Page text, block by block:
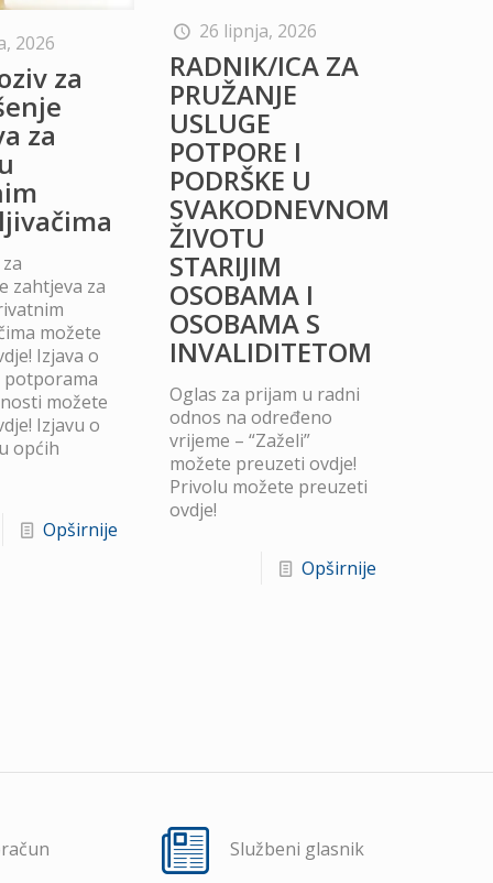
2026
za
za
zahtjeva za
možete
Izjava o
možete
Izjavu o
općih
Opširnije
26 lipnja, 2026
RADNIK/ICA ZA
PRUŽANJE
USLUGE
POTPORE I
PODRŠKE U
SVAKODNEVNOM
ŽIVOTU
STARIJIM
OSOBAMA I
OSOBAMA S
INVALIDITETOM
Oglas za prijam u radni
odnos na određeno
vrijeme – “Zaželi”
možete preuzeti ovdje!
Privolu možete preuzeti
ovdje!
Opširnije
Službeni glasnik